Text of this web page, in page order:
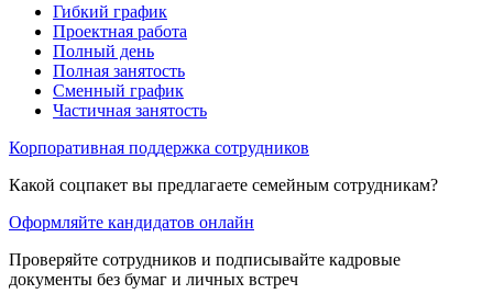
Гибкий график
Проектная работа
Полный день
Полная занятость
Сменный график
Частичная занятость
Корпоративная поддержка сотрудников
Какой соцпакет вы предлагаете семейным сотрудникам?
Оформляйте кандидатов онлайн
Проверяйте сотрудников и подписывайте кадровые
документы без бумаг и личных встреч